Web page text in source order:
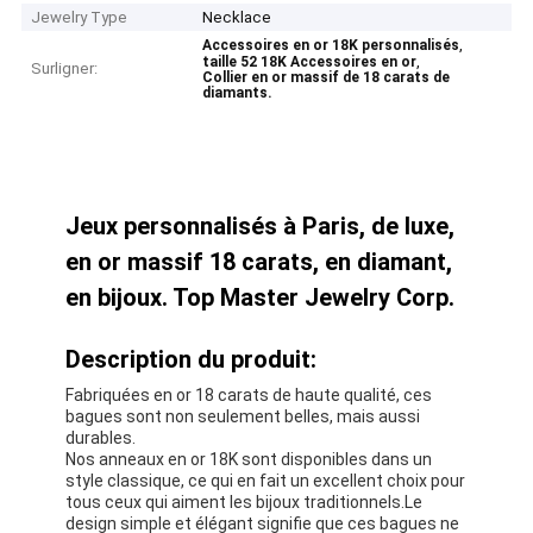
Jewelry Type Necklace
Surligner:
Accessoires en or 18K personnalisés,
taille 52 18K Accessoires en or,
Collier en or massif de 18 carats de
diamants.
Jeux personnalisés à Paris, de luxe,
en or massif 18 carats, en diamant,
en bijoux. Top Master Jewelry Corp.
Description du produit:
Fabriquées en or 18 carats de haute qualité, ces
bagues sont non seulement belles, mais aussi
durables.
Nos anneaux en or 18K sont disponibles dans un
style classique, ce qui en fait un excellent choix pour
tous ceux qui aiment les bijoux traditionnels.Le
design simple et élégant signifie que ces bagues ne